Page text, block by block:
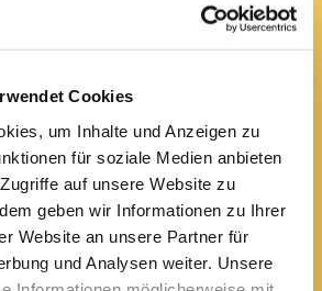
Cookies
um Inhalte und Anzeigen zu
für soziale Medien anbieten
auf unsere Website zu
geben wir Informationen zu Ihrer
Website an unsere Partner für
und Analysen weiter. Unsere